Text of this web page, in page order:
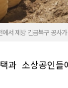
서 제방 긴급복구 공사
과 소상공인